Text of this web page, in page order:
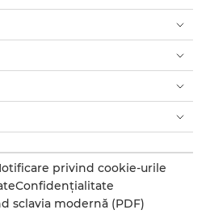
privind cookie-urile
Confidenţialitate
sclavia modernă (PDF)